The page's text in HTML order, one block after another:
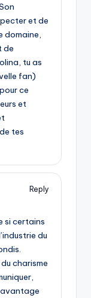
et de
domaine,
de
tu as
fan)
ce
et
tes
Reply
si certains
du
charisme